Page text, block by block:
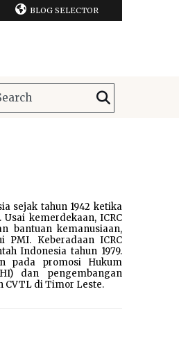
BLOG SELECTOR
sejak tahun 1942 ketika
kemerdekaan, ICRC
bantuan kemanusiaan,
PMI. Keberadaan ICRC
Indonesia tahun 1979.
pada promosi Hukum
dan pengembangan
CVTL di Timor Leste.